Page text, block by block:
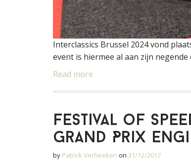
Interclassics Brussel 2024 vond
event is hiermee al aan zijn negende
Read more
Festival of
Grand Prix
by Patrick Verheeken on 31/12/2017